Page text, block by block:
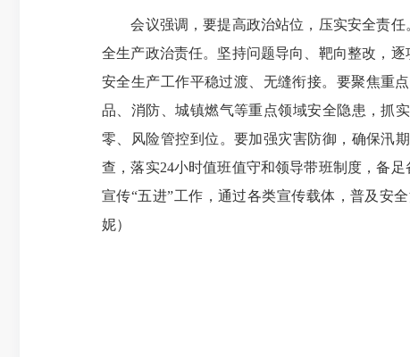
会议强调，要提高政治站位，压实安全责任
全生产政治责任。坚持问题导向、靶向整改，
安全生产工作平稳过渡、无缝衔接。要聚焦重
品、消防、城镇燃气等重点领域安全隐患，抓
零、风险管控到位。要加强灾害防御，确保汛
查，落实24小时值班值守和领导带班制度，备足
宣传“五进”工作，通过各类宣传载体，普及安
妮）